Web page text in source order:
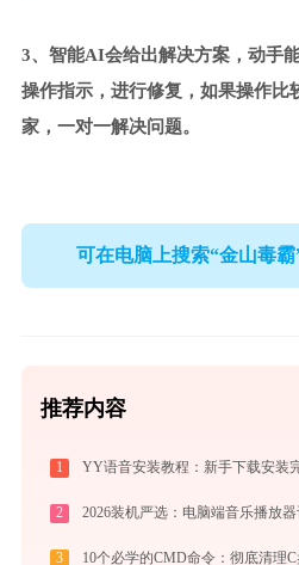
3、智能AI会给出解决方案，动手
操作指示，进行修复，如果操作比
家，一对一解决问题。
可在电脑上搜索“金山毒
推荐内容
1 YY语音安装教程：新手下载安装
2
3